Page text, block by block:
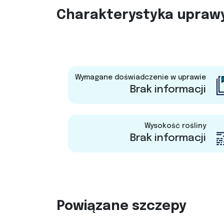
Charakterystyka
Wymagane doświadczenie w uprawie
Brak informacji
Wysokość rośliny
Brak informacji
Powiązane szczepy